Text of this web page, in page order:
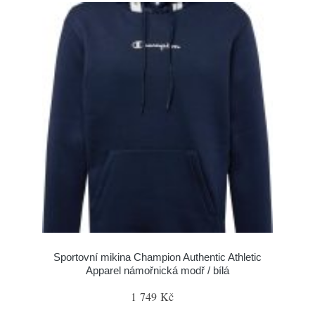
Sportovní mikina Champion Authentic Athletic
Apparel námořnická modř / bílá
1 749 Kč